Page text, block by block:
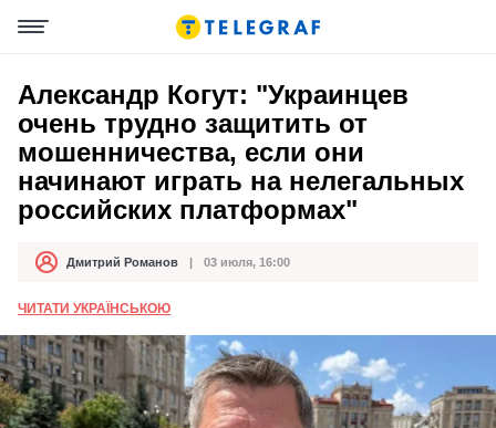
Александр Когут: "Украинцев
очень трудно защитить от
мошенничества, если они
начинают играть на нелегальных
российских платформах"
АвторДмитрий Романов
Дата публикации 03 июля, 16:00
ЧИТАТИ УКРАЇНСЬКОЮ